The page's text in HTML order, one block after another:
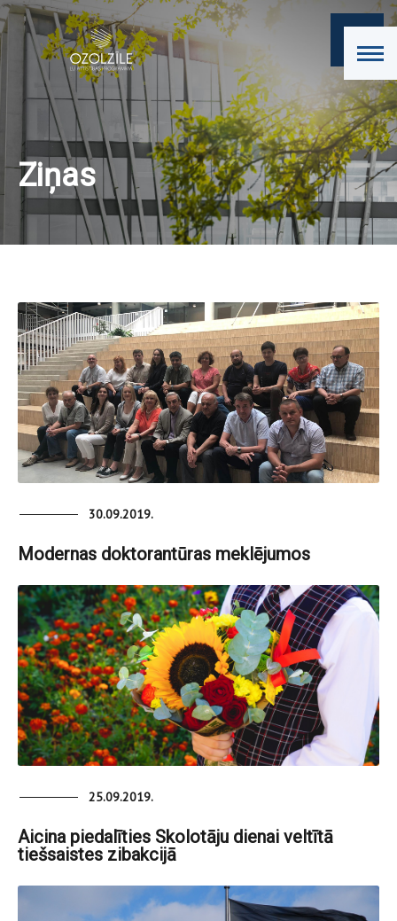
Ziņas
30.09.2019.
Modernas doktorantūras meklējumos
25.09.2019.
Aicina piedalīties Skolotāju dienai veltītā
tiešsaistes zibakcijā